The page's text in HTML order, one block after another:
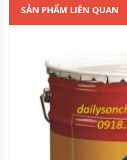
SẢN PHẨM LIÊN QUAN